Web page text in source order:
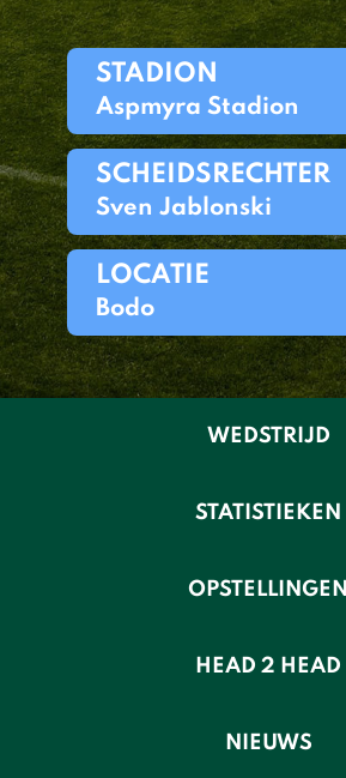
STADION
Aspmyra Stadion
SCHEIDSRECHTER
Sven Jablonski
LOCATIE
Bodo
WEDSTRIJD
STATISTIEKEN
OPSTELLINGEN
HEAD 2 HEAD
NIEUWS